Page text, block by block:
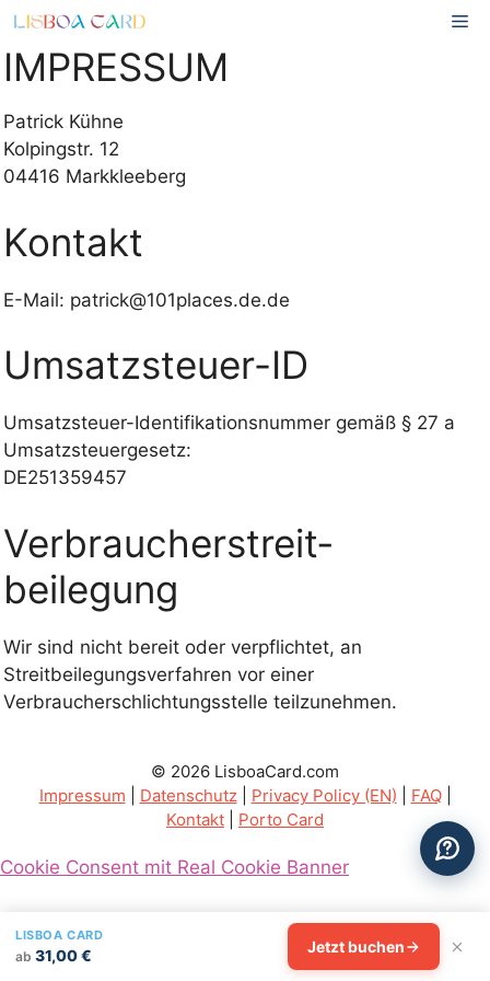
Zum
springen
IMPRESSUM
Patrick Kühne
Kolpingstr. 12
04416 Markkleeberg
Kontakt
E-Mail: patrick@101places.de.de
Umsatzsteuer-ID
Umsatzsteuer-Identifikationsnummer gemäß § 27 a
Umsatzsteuergesetz:
DE251359457
Verbraucher­streit­
beilegung
Wir sind nicht bereit oder verpflichtet, an
Streitbeilegungsverfahren vor einer
Verbraucherschlichtungsstelle teilzunehmen.
© 2026 LisboaCard.com
Impressum
Datenschutz| Privacy Policy (EN) FAQ|
Kontakt
Porto Card
Cookie Consent mit Real Cookie Banner
LISBOA CARD
ab 31,00 € Jetzt buchen